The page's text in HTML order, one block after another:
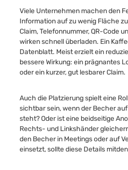
Viele Unternehmen machen den
Information auf zu wenig Fläche
Claim, Telefonnummer, QR-Code
wirken schnell überladen. Ein
Datenblatt. Meist erzielt ein
bessere Wirkung: ein prägnantes
oder ein kurzer, gut lesbarer Claim.
Auch die Platzierung spielt eine
sichtbar sein, wenn der Becher
steht? Oder ist eine beidseitige
Rechts- und Linkshänder
den Becher in Meetings oder auf
einsetzt, sollte diese Details